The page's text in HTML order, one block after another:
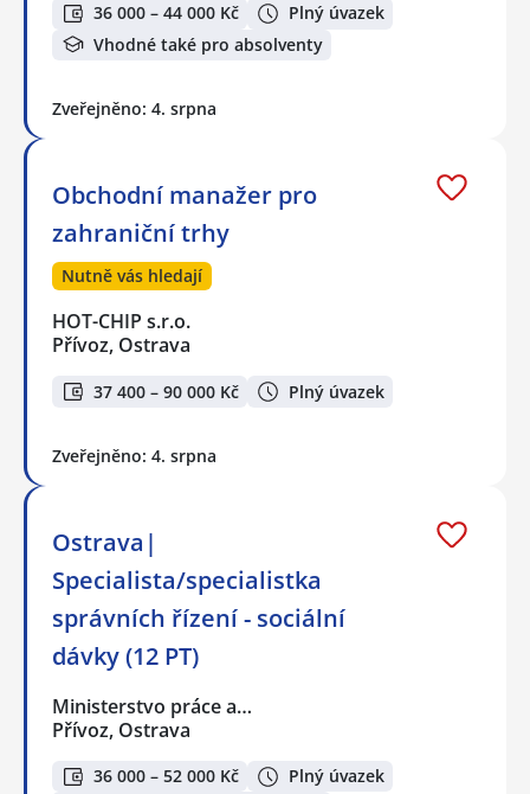
36 000 – 44 000 Kč
Plný úvazek
Vhodné také pro absolventy
Zveřejněno: 4. srpna
Obchodní manažer pro
zahraniční trhy
Nutně vás hledají
HOT-CHIP s.r.o.
Přívoz, Ostrava
37 400 – 90 000 Kč Plný úvazek
Zveřejněno: 4. srpna
Ostrava|
Specialista/specialistka
správních řízení - sociální
dávky (12 PT)
Ministerstvo práce a…
Přívoz, Ostrava
36 000 – 52 000 Kč
Plný úvazek